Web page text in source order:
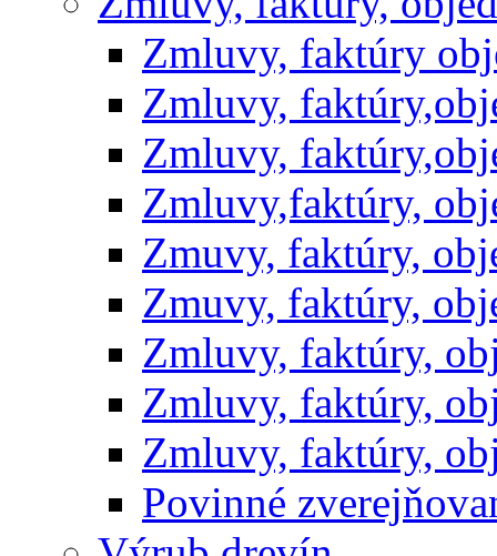
Zmluvy, faktúry
Zmluvy,
Zmluvy,
Zmluvy,faktúry,
Zmuvy, faktúry,
Zmuvy, faktúry,
Zmluvy, faktúry,
Zmluvy, faktúry,
Zmluvy, faktúry,
Povinné